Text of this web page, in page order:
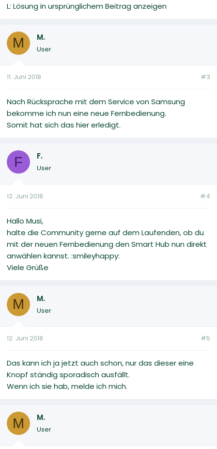
L: Lösung in ursprünglichem Beitrag anzeigen
M M.
User
11. Juni 2018 #3
Nach Rücksprache mit dem Service von Samsung
bekomme ich nun eine neue Fernbedienung.
Somit hat sich das hier erledigt.
F F.
User
12. Juni 2018 #4
Hallo Musi,
halte die Community gerne auf dem Laufenden, ob du
mit der neuen Fernbedienung den Smart Hub nun direkt
anwählen kannst. :smileyhappy:
Viele Grüße
M M.
User
12. Juni 2018 #5
Das kann ich ja jetzt auch schon, nur das dieser eine
Knopf ständig sporadisch ausfällt.
Wenn ich sie hab, melde ich mich.
M M.
User